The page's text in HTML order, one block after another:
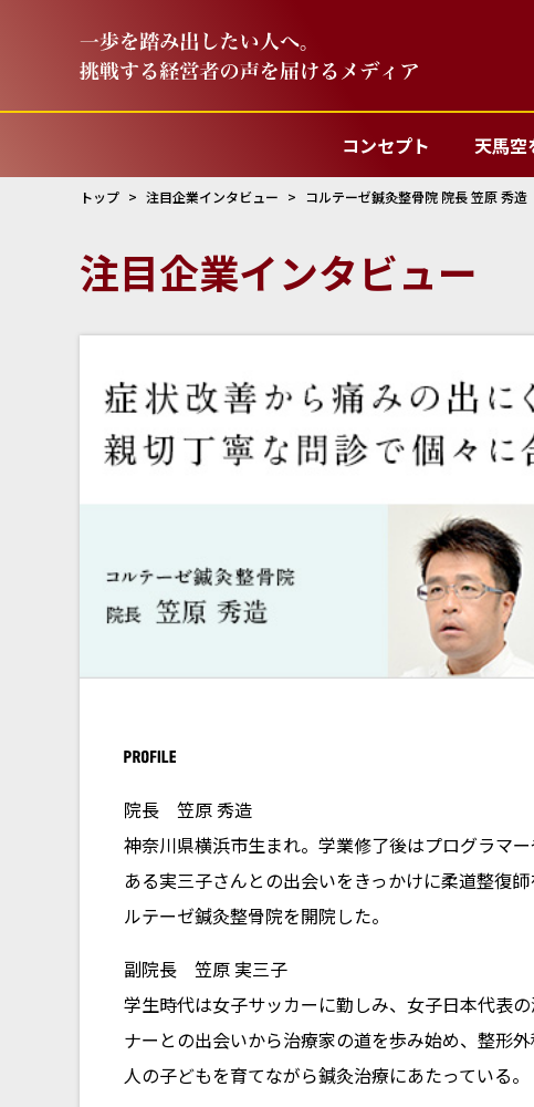
コンセプト 天馬空
トップ 注目企業インタビュー コルテーゼ鍼灸整骨院 院長 笠原 秀造
注目企業インタビュー
院長 笠原 秀造
神奈川県横浜市生まれ。学業修了後はプログラマ
ある実三子さんとの出会いをきっかけに柔道整復
ルテーゼ鍼灸整骨院を開院した。
副院長 笠原 実三子
学生時代は女子サッカーに勤しみ、女子日本代表
ナーとの出会いから治療家の道を歩み始め、整形
人の子どもを育てながら鍼灸治療にあたっている。